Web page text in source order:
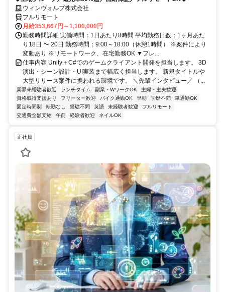
ウィンヴォルブ株式会社
フルリモート
月給353,667円～1,100,000円
勤務時間詳細 実働時間：1日あたり8時間 平均勤務日数：1ヶ月あた
り18日 〜 20日 勤務時間：9:00～18:00（休憩1時間） ※案件により
変動あり ※リモートワーク、在宅勤務OK ▼フレ...
仕事内容 Unity＋C#でのゲームクライアント開発を担当します。 3D
演出・シーン設計・UI実装まで幅広く担当します。 新規タイトルや
大型リリース案件に携われる環境です。 ＼先輩インタビュー／ （...
業界未経験者歓迎 ランチタイム 副業・WワークOK
主婦・主夫歓迎
資格取得支援あり
フリーター歓迎 バイク通勤OK 早朝 学歴不問
車通勤OK
固定時間制
転勤なし 経験不問 英語 未経験者歓迎
フルリモート
交通費全額支給
午前 経験者歓迎 ネイルOK
正社員